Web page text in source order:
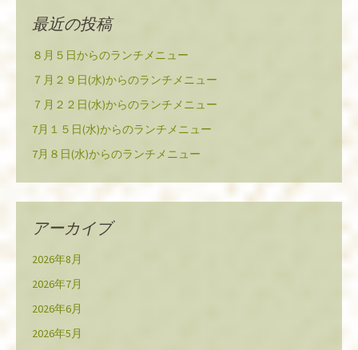
最近の投稿
８月５日からのランチメニュー
７月２９日(水)からのランチメニュー
７月２２日(水)からのランチメニュー
7月１５日(水)からのランチメニュー
7月８日(水)からのランチメニュー
アーカイブ
2026年8月
2026年7月
2026年6月
2026年5月